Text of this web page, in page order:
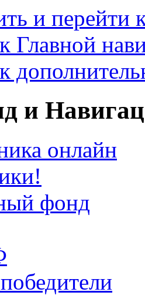
и перейти
Главной
и
онлайн
фонд